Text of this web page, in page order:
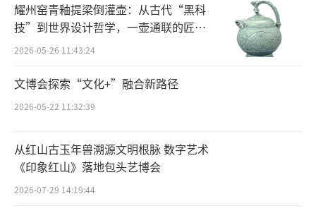
歌西进。
汉代的强盛，使得「汉人、汉语、汉字、
眼。回到汉代去看，一个民族个国家的强盛，
绝不仅仅是指经济、军事、政治乃至科技等硬
实力， 以文化、艺术等为代表的软实力，也同
耀州窑青釉提梁倒灌壶：从古代“黑科
技”到世界设计哲学，一壶通联的匠心
宇宙
2026-05-26 11:43:24
文博会探索“文化+”融合新路径
2026-05-22 11:32:39
从红山古玉年兽溯源文明根脉 数字艺术
《印象红山》落地包头艺博会
2026-07-29 14:19:44